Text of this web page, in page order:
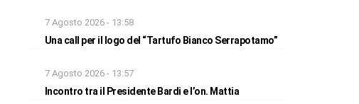
7 Agosto 2026 - 13:58
Una call per il logo del “Tartufo Bianco Serrapotamo”
7 Agosto 2026 - 13:57
Incontro tra il Presidente Bardi e l’on. Mattia